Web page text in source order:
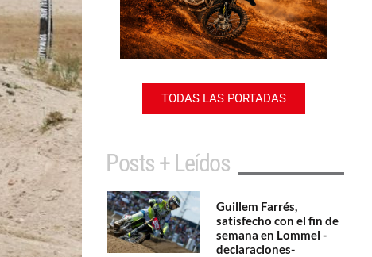
TODAS LAS PORTADAS
Posts + Leídos
Guillem Farrés,
satisfecho con el fin de
semana en Lommel -
declaraciones-